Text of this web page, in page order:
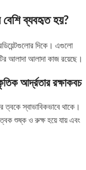
ব্যবহৃত হয়?
দিকে। এগুলো
আলাদা আলাদা কাজ রয়েছে।
আর্দ্রতার রক্ষাকবচ
ত্বকে স্বাভাবিকভাবে থাকে।
ত্বক শুষ্ক ও রুক্ষ হয়ে যায় এবং